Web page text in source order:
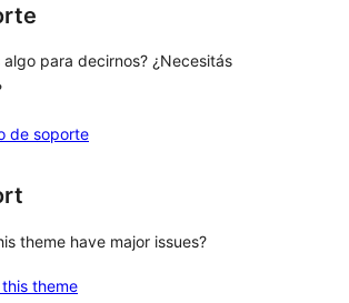
algo para decirnos? ¿Necesitás
de soporte
theme have major issues?
theme